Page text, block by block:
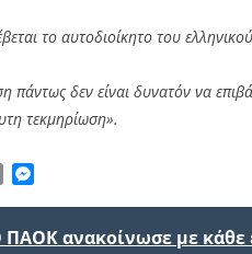
το αυτοδιοίκητο του
πάντως δεν είναι δυνατόν να
τεκμηρίωση».
Copy
ΠΑΟΚ ανακοίνωσε με κάθε